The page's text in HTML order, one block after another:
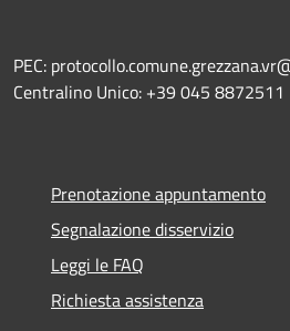
PEC:
Centralino Unico: +39 045 8872511
Prenotazione appuntamento
Segnalazione disservizio
Leggi le FAQ
Richiesta assistenza